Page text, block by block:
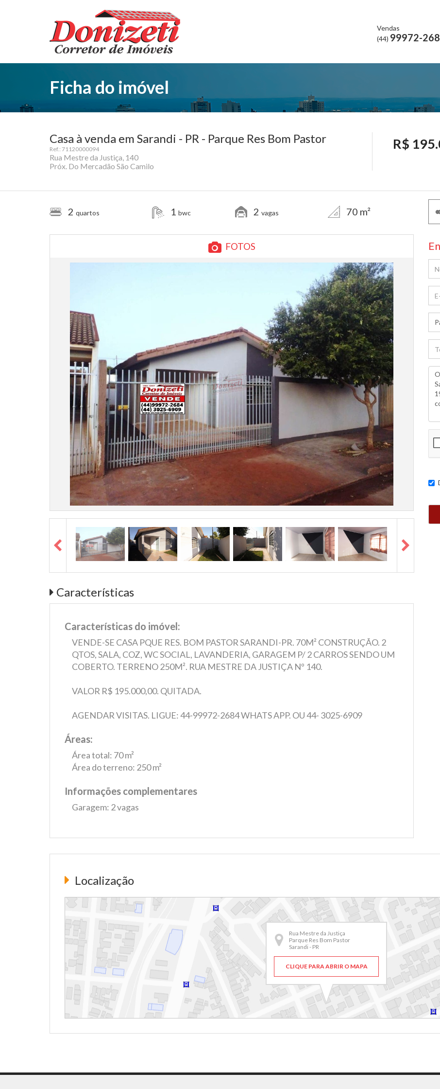
Vendas
(44) 99972-
Ficha do imóvel
Casa à venda em Sarandi - PR - Parque Res Bom Pastor
Ref.: 71120000094
Rua Mestre da Justiça, 140
Próx. Do Mercadão São Camilo
R$
2 quartos 1 bwc 2 vagas 70 m²
FOTOS
Características
Características do imóvel:
VENDE-SE CASA PQUE RES. BOM PASTOR SARANDI-PR. 70M² CONSTRUÇÃO. 2
QTOS, SALA, COZ, WC SOCIAL, LAVANDERIA, GARAGEM P/ 2 CARROS SENDO UM
COBERTO. TERRENO 250M². RUA MESTRE DA JUSTIÇA Nº 140.
VALOR R$ 195.000,00. QUITADA.
AGENDAR VISITAS. LIGUE: 44-99972-2684 WHATS APP. OU 44- 3025-6909
Áreas:
Área total: 70 m²
Área do terreno: 250 m²
Informações complementares
Garagem: 2 vagas
Localização
Rua Mestre da Justiça
Parque Res Bom Pastor
Sarandi - PR
CLIQUE PARA ABRIR O MAPA